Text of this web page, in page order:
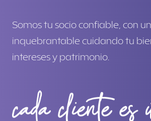
Somos tu socio confiable, con
inquebrantable cuidando tu
intereses y patrimonio.